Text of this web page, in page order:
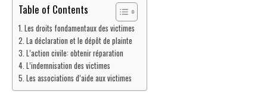
Table of Contents
Les droits fondamentaux des victimes
La déclaration et le dépôt de plainte
L’action civile: obtenir réparation
L’indemnisation des victimes
Les associations d’aide aux victimes